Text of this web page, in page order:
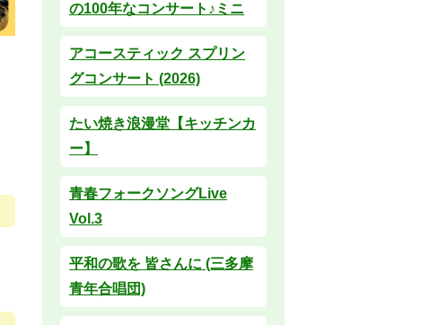
の100年なコンサート♪ミニ
アコースティック スプリン
グコンサート (2026)
たい焼き浪漫堂【キッチンカ
ー】
青春フォークソングLive
Vol.3
平和の歌を 皆さんに (三多摩
青年合唱団)